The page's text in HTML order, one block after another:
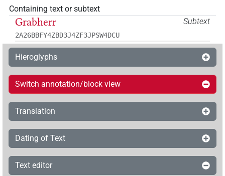
Containing text or subtext
Subtext
Grabherr
2A26BBFY4ZBD3J4ZF3JPSW4DCU
Hieroglyphs
Switch annotation/block view
Translation
Dating of Text
Text editor